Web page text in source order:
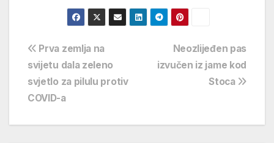
Navigacija
objava
Neozlijeđen pas
izvučen iz jame kod
Stoca
Prva zemlja na
svijetu dala zeleno
svjetlo za pilulu protiv
COVID-a